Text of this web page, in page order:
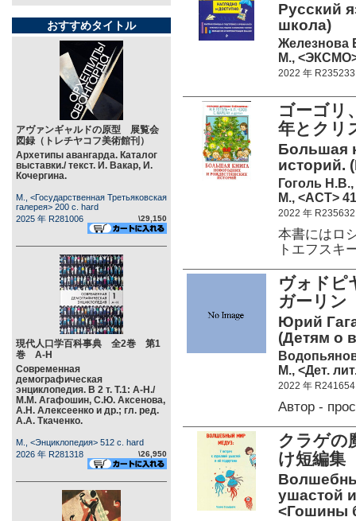
おすすめタイトル
アヴァンギャルドの原型 展覧会
図録（トレチヤコフ美術館刊）
Архетипы авангарда. Каталог
выставки./ текст. И. Вакар, И.
Кочергина.
М., <Государственная Третьяковская
галерея> 200 c. hard
2025 年 R281006
\29,150
現代人口学百科事典 全2巻 第1
巻 А-Н
Современная
демографическая
энциклопедия. В 2 т. Т.1: А-Н./
М.М. Агафошин, С.Ю. Аксенова,
А.Н. Алексеенко и др.; гл. ред.
А.А. Ткаченко.
М., <Энциклопедия> 512 c. hard
2026 年 R281318
\26,950
Русский
школа)
Железнова
М.,
2022 年 R235233
ゴーゴリ
年とクリ
Большая
историй.
Гоголь
М., <АСТ>
2022 年 R235632
本書にはロ
トエフスキ
ヴォドピ
ガーリン
Юрий
(Детям о
М., <Дет.
2022 年 R241654
Автор -
クラゲの
け短編集
ушастой
<Гошины